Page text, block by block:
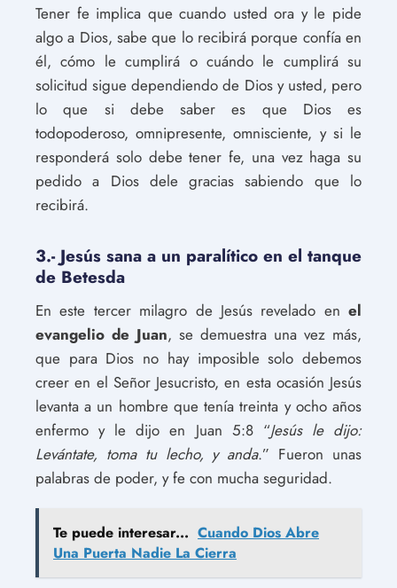
Tener fe implica que cuando usted ora y le pide
algo a Dios, sabe que lo recibirá porque confía en
él, cómo le cumplirá o cuándo le cumplirá su
solicitud sigue dependiendo de Dios y usted, pero
lo que si debe saber es que Dios es
todopoderoso, omnipresente, omnisciente, y si le
responderá solo debe tener fe, una vez haga su
pedido a Dios dele gracias sabiendo que lo
recibirá.
3.- Jesús sana a un paralítico en el tanque
de Betesda
En este tercer milagro de Jesús revelado en el
evangelio de Juan, se demuestra una vez más,
que para Dios no hay imposible solo debemos
creer en el Señor Jesucristo, en esta ocasión Jesús
levanta a un hombre que tenía treinta y ocho años
enfermo y le dijo en Juan 5:8 “Jesús le dijo:
Levántate, toma tu lecho, y anda.” Fueron unas
palabras de poder, y fe con mucha seguridad.
Te puede interesar... Cuando Dios Abre
Una Puerta Nadie La Cierra